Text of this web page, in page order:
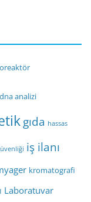
dna analizi
gıda hassas
iş ilanı
kromatografi
Laboratuvar